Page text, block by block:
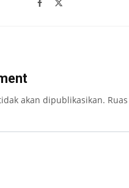
akan dipublikasikan.